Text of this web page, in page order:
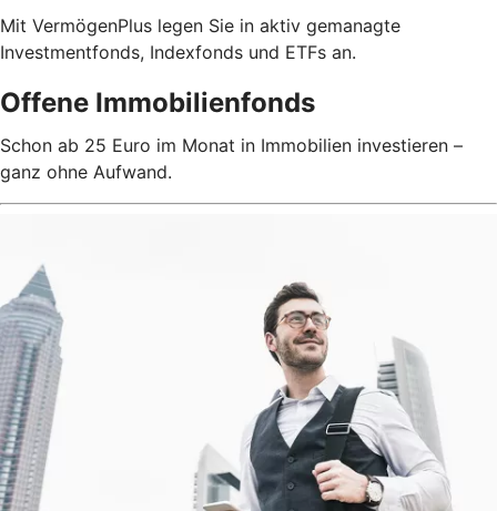
Mit VermögenPlus legen Sie in aktiv gemanagte
Investmentfonds, Indexfonds und ETFs an.
Offene Immobilienfonds
Schon ab 25 Euro im Monat in Immobilien investieren –
ganz ohne Aufwand.